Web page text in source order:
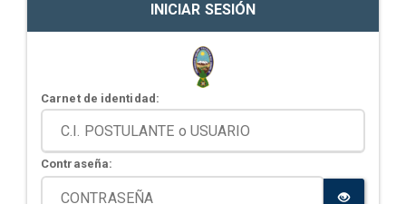
INICIAR SESIÓN
Carnet de identidad:
Contraseña: